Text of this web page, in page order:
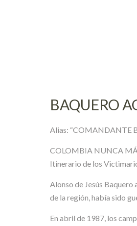
BAQUERO
Alias: “COMANDANTE
COLOMBIA NUNCA
Itinerario de los
Alonso de Jesús
de la región, había sido
En abril de 1987, los